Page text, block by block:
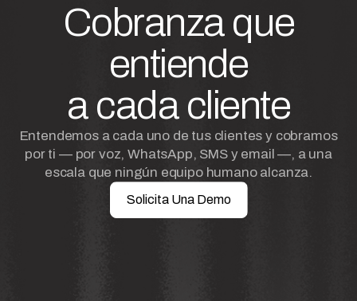
Cobranza que
entiende
a cada cliente
Entendemos a cada uno de tus clientes y cobramos
por ti — por voz, WhatsApp, SMS y email —, a una
escala que ningún equipo humano alcanza.
Solicita Una Demo